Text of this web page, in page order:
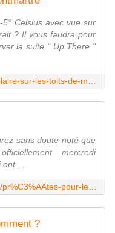
Celsius avec vue sur
? Il vous faudra pour
la suite " Up There "
sans doute noté que
mercredi
...
?